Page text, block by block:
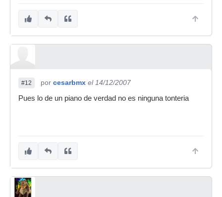
#12 por cesarbmx el 14/12/2007
Pues lo de un piano de verdad no es ninguna tonteria